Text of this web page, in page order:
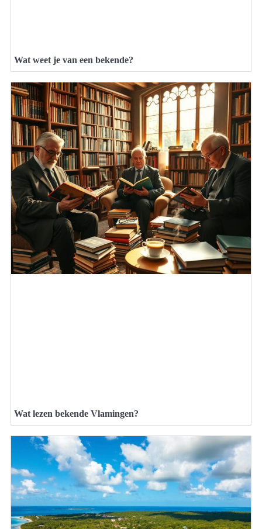
Wat weet je van een bekende?
Wat lezen bekende Vlamingen?